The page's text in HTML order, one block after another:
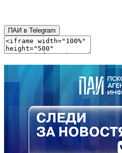
ПАИ в Telegram